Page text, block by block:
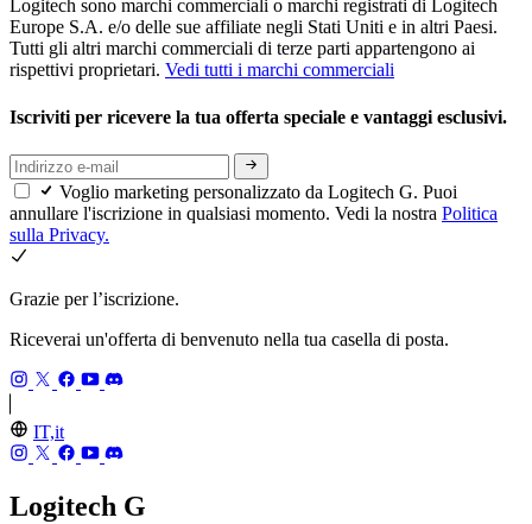
Logitech sono marchi commerciali o marchi registrati di Logitech
Europe S.A. e/o delle sue affiliate negli Stati Uniti e in altri Paesi.
Tutti gli altri marchi commerciali di terze parti appartengono ai
rispettivi proprietari. Vedi tutti i marchi commerciali
Iscriviti per ricevere la tua offerta speciale e vantaggi esclusivi.
Voglio marketing personalizzato da Logitech G. Puoi
annullare l'iscrizione in qualsiasi momento. Vedi la nostra Politica
sulla Privacy.
Grazie per l’iscrizione.
Riceverai un'offerta di benvenuto nella tua casella di posta.
IT,it
Logitech G